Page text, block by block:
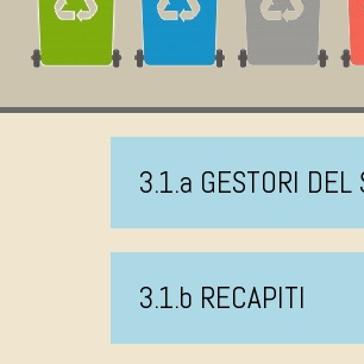
3.1.a GESTORI DEL
3.1.b RECAPITI